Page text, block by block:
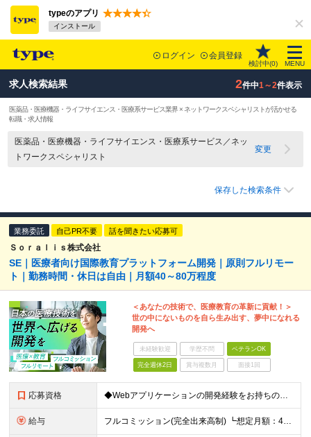
typeのアプリ
インストール
ログイン 会員登録
検討中(0) MENU
求人検索結果 2件中1～2件表示
医薬品・医療機器・ライフサイエンス・医療系サービス業界 × ネットワークスペシャリストが活かせる
転職・求人情報
医薬品・医療機器・ライフサイエンス・医療系サービス／ネッ
トワークスペシャリスト
変更
保存した検索条件
業務委託 自己PR不要 話を聞きたい応募可
Ｓｏｒａｌｉｓ株式会社
SE｜医療者向け国際教育プラットフォーム開発｜原則フルリモー
ト｜勤務時間・休日は自由｜月額40～80万程度
＜あなたの技術で、医療教育の革新に貢献！＞
世の中にないものを自ら生み出す、夢中になれる
開発へ
未経験歓迎 学歴不問 ベテランOK
完全週休2日 賞与複数月 面接1回
応募資格 ◆Webアプリケーションの開発経験をお持ちの方（年数不問） ◆大卒以上 ◆英語での日常会話ができる方
給与 フルコミッション(完全出来高制) ┗想定月額：40万円～80万円 ┗稼働日数や時間は全て自由。自分のペースで働けます。 【収益モデル】 月20〜40時間稼働：月額15〜30万円 ※試用期間はありませ